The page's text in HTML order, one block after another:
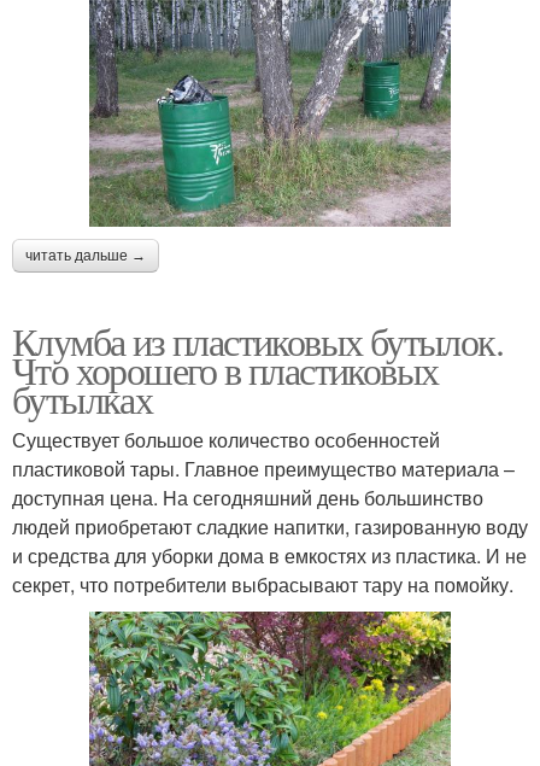
читать дальше →
Клумба из пластиковых бутылок.
Что хорошего в пластиковых
бутылках
Существует большое количество особенностей
пластиковой тары. Главное преимущество материала –
доступная цена. На сегодняшний день большинство
людей приобретают сладкие напитки, газированную воду
и средства для уборки дома в емкостях из пластика. И не
секрет, что потребители выбрасывают тару на помойку.